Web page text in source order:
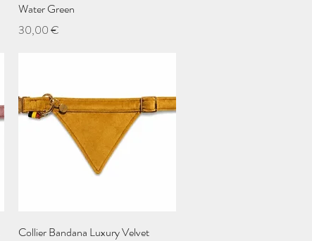
Water Green
Prix
30,00 €
Aperçu rapide
Collier Bandana Luxury Velvet